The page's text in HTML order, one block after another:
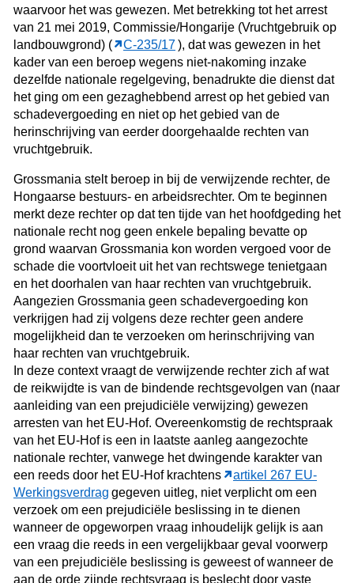
waarvoor het was gewezen. Met betrekking tot het arrest
van 21 mei 2019, Commissie/Hongarije (Vruchtgebruik op
landbouwgrond) (
C‑235/17), dat was gewezen in het
kader van een beroep wegens niet-nakoming inzake
dezelfde nationale regelgeving, benadrukte die dienst dat
het ging om een gezaghebbend arrest op het gebied van
schadevergoeding en niet op het gebied van de
herinschrijving van eerder doorgehaalde rechten van
vruchtgebruik.
Grossmania stelt beroep in bij de verwijzende rechter, de
Hongaarse bestuurs- en arbeidsrechter. Om te beginnen
merkt deze rechter op dat ten tijde van het hoofdgeding het
nationale recht nog geen enkele bepaling bevatte op
grond waarvan Grossmania kon worden vergoed voor de
schade die voortvloeit uit het van rechtswege tenietgaan
en het doorhalen van haar rechten van vruchtgebruik.
Aangezien Grossmania geen schadevergoeding kon
verkrijgen had zij volgens deze rechter geen andere
mogelijkheid dan te verzoeken om herinschrijving van
haar rechten van vruchtgebruik.
In deze context vraagt de verwijzende rechter zich af wat
de reikwijdte is van de bindende rechtsgevolgen van (naar
aanleiding van een prejudiciële verwijzing) gewezen
arresten van het EU-Hof. Overeenkomstig de rechtspraak
van het EU-Hof is een in laatste aanleg aangezochte
nationale rechter, vanwege het dwingende karakter van
een reeds door het EU-Hof krachtens
artikel 267 EU-
Werkingsverdrag gegeven uitleg, niet verplicht om een
verzoek om een prejudiciële beslissing in te dienen
wanneer de opgeworpen vraag inhoudelijk gelijk is aan
een vraag die reeds in een vergelijkbaar geval voorwerp
van een prejudiciële beslissing is geweest of wanneer de
aan de orde zijnde rechtsvraag is beslecht door vaste